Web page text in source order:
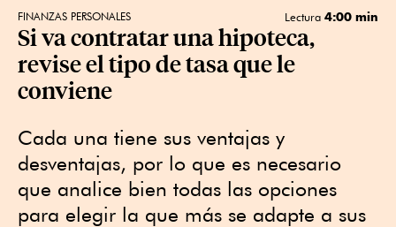
FINANZAS PERSONALES Lectura 4:00 min
Si va contratar una hipoteca,
revise el tipo de tasa que le
conviene
Cada una tiene sus ventajas y
desventajas, por lo que es necesario
que analice bien todas las opciones
para elegir la que más se adapte a sus